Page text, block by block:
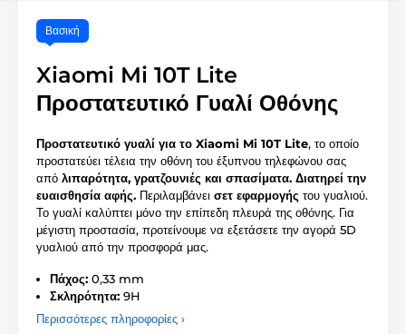
Βασική
Xiaomi Mi 10T Lite
Προστατευτικό Γυαλί Οθόνης
Προστατευτικό γυαλί για το Xiaomi Mi 10T Lite, το οποίο
προστατεύει τέλεια την οθόνη του έξυπνου τηλεφώνου σας
από λιπαρότητα, γρατζουνιές και σπασίματα. Διατηρεί την
ευαισθησία αφής. Περιλαμβάνει σετ εφαρμογής του γυαλιού.
Το γυαλί καλύπτει μόνο την επίπεδη πλευρά της οθόνης. Για
μέγιστη προστασία, προτείνουμε να εξετάσετε την αγορά 5D
γυαλιού από την προσφορά μας.
Πάχος: 0,33 mm
Σκληρότητα: 9H
Περισσότερες πληροφορίες ›